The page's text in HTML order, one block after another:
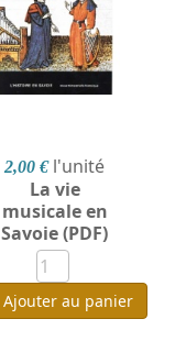
2,00 € l'unité
La vie
musicale en
Savoie (PDF)
Ajouter au panier